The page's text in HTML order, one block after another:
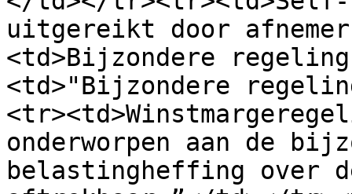
uitgereikt door
<td>Bijzondere
<td>"Bijzondere
onderworpen aan de
belastingheffing over